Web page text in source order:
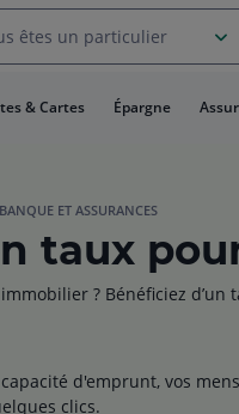
êtes un particulier
& Cartes Épargne
ET ASSURANCES
taux
? Bénéficiez d’un
d'emprunt, vos
clics.